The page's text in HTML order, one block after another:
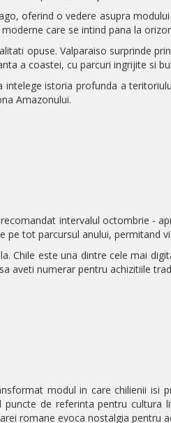
oferind o vedere asupra
care se intind pana la
opuse. Valparaiso surprinde
a coastei, cu parcuri ingrijite si
intelege istoria profunda a
Amazonului.
intervalul octombrie -
tot parcursul anului, permitand
Chile este una dintre cele mai
aveti numerar pentru achizitiile
modul in care chilienii isi
de referinta pentru cultura
romane evoca nostalgia pentru